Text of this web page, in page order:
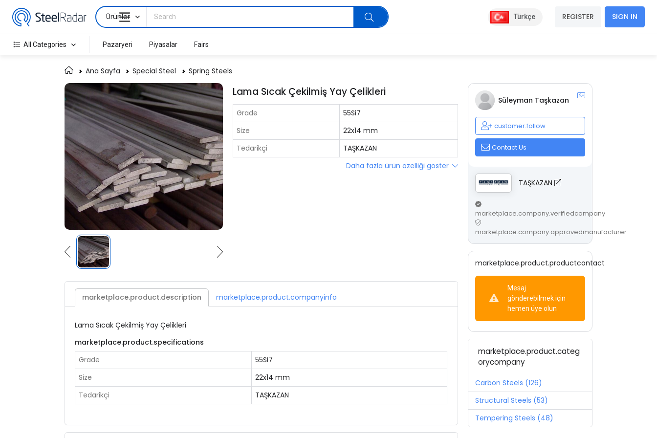
Ürünler Türkçe REGISTER SIGN IN
All Categories Pazaryeri Piyasalar Fairs
Ana Sayfa Special Steel Spring Steels
Lama Sıcak Çekilmiş Yay Çelikleri
Grade
55Si7
Size
22x14 mm
Tedarikçi
TAŞKAZAN
Daha fazla ürün özelliği göster
marketplace.product.description marketplace.product.companyinfo
Lama Sıcak Çekilmiş Yay Çelikleri
marketplace.product.specifications
Grade
55Si7
Size
22x14 mm
Tedarikçi
TAŞKAZAN
Süleyman Taşkazan
customer.follow
Contact Us
TAŞKAZAN
marketplace.company.verifiedcompany
marketplace.company.approvedmanufacturer
marketplace.product.productcontact
Mesaj
gönderebilmek için
hemen üye olun
marketplace.product.categ
orycompany
Carbon Steels (126)
Structural Steels (53)
Tempering Steels (48)